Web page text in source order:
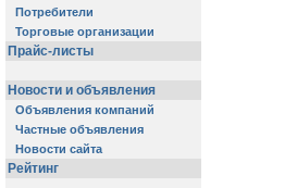
Потребители
Торговые организации
Прайс-листы
Новости и объявления
Объявления компаний
Частные объявления
Новости сайта
Рейтинг